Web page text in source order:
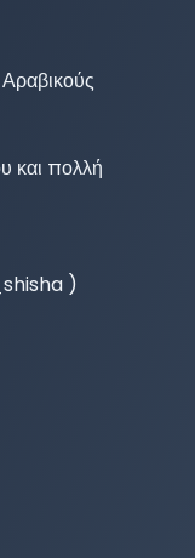
και πολλή
)